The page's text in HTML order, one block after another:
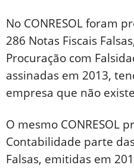
No CONRESOL foram
286 Notas Fiscais
Procuração com
assinadas em 2013,
empresa que não
O mesmo CONRESOL
Contabilidade parte
Falsas, emitidas em